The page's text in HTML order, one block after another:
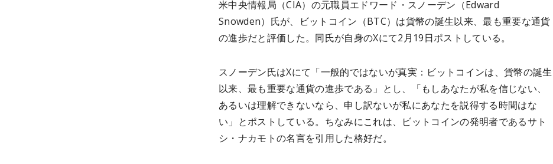
米中央情報局（CIA）の元職員エドワード・スノーデン（Edward
Snowden）氏が、ビットコイン（BTC）は貨幣の誕生以来、最も重要な通貨
の進歩だと評価した。同氏が自身のXにて2月19日ポストしている。
スノーデン氏はXにて「一般的ではないが真実：ビットコインは、貨幣の誕生
以来、最も重要な通貨の進歩である」とし、「もしあなたが私を信じない、
あるいは理解できないなら、申し訳ないが私にあなたを説得する時間はな
い」とポストしている。ちなみにこれは、ビットコインの発明者であるサト
シ・ナカモトの名言を引用した格好だ。